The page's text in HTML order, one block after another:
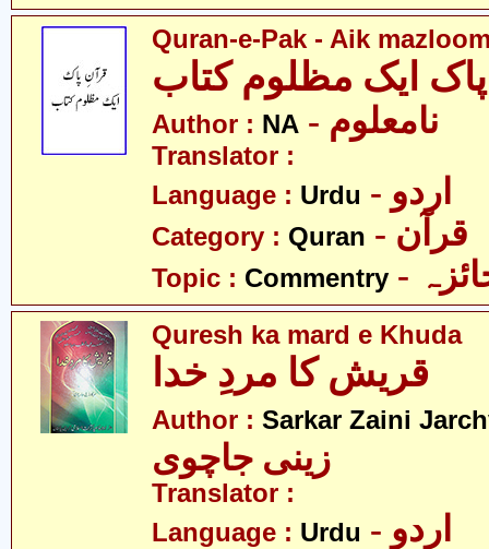
Quran-e-Pak - Aik
ایک مظلوم کتاب
Author : NA - نامعلوم
Translator :
Language : Urdu - اردو
Category : Quran - قرآن
Topic : Commentry
Quresh ka mard e Khuda
قریش کا مردِ خدا
Author : Sarkar Zaini
زینی جاچوی
Translator :
Language : Urdu - اردو